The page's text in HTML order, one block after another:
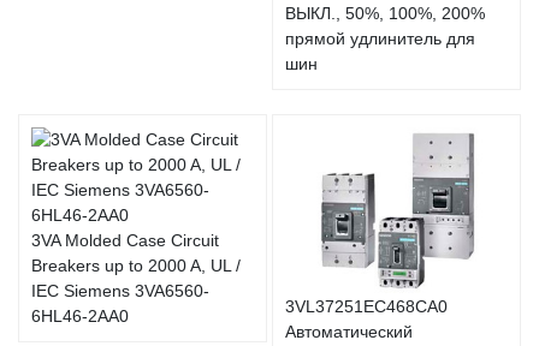
ВЫКЛ., 50%, 100%, 200%
прямой удлинитель для
шин
3VA Molded Case Circuit
Breakers up to 2000 A, UL /
IEC Siemens 3VA6560-
6HL46-2AA0
3VL37251EC468CA0
Автоматический